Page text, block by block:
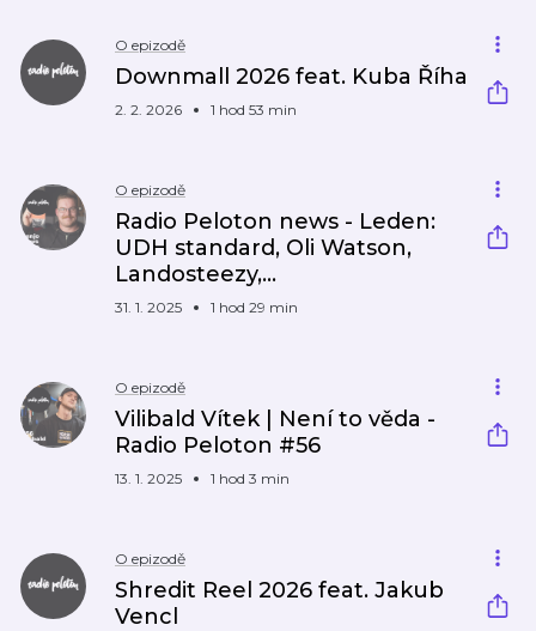
O epizodě
Downmall 2026 feat. Kuba Říha
2. 2. 2026 1 hod 53 min
O epizodě
Radio Peloton news - Leden:
UDH standard, Oli Watson,
Landosteezy,...
31. 1. 2025 1 hod 29 min
O epizodě
Vilibald Vítek | Není to věda -
Radio Peloton #56
13. 1. 2025 1 hod 3 min
O epizodě
Shredit Reel 2026 feat. Jakub
Vencl